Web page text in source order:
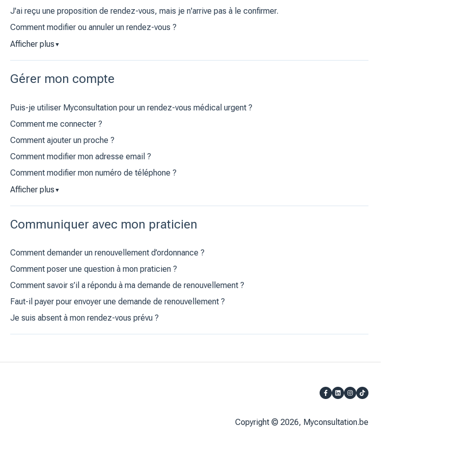
J'ai reçu une proposition de rendez-vous, mais je n'arrive pas à le confirmer.
Comment modifier ou annuler un rendez-vous ?
Afficher plus ▼
Gérer mon compte
Puis-je utiliser Myconsultation pour un rendez-vous médical urgent ?
Comment me connecter ?
Comment ajouter un proche ?
Comment modifier mon adresse email ?
Comment modifier mon numéro de téléphone ?
Afficher plus ▼
Communiquer avec mon praticien
Comment demander un renouvellement d’ordonnance ?
Comment poser une question à mon praticien ?
Comment savoir s’il a répondu à ma demande de renouvellement ?
Faut-il payer pour envoyer une demande de renouvellement ?
Je suis absent à mon rendez-vous prévu ?
Copyright © 2026, Myconsultation.be